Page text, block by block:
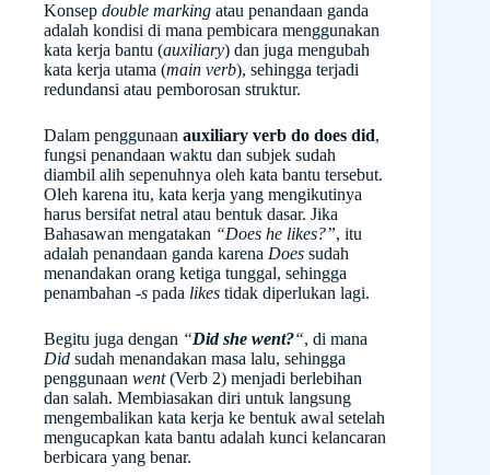
Konsep double marking atau penandaan ganda
adalah kondisi di mana pembicara menggunakan
kata kerja bantu (auxiliary) dan juga mengubah
kata kerja utama (main verb), sehingga terjadi
redundansi atau pemborosan struktur.
Dalam penggunaan auxiliary verb do does did,
fungsi penandaan waktu dan subjek sudah
diambil alih sepenuhnya oleh kata bantu tersebut.
Oleh karena itu, kata kerja yang mengikutinya
harus bersifat netral atau bentuk dasar. Jika
Bahasawan mengatakan “Does he likes?”, itu
adalah penandaan ganda karena Does sudah
menandakan orang ketiga tunggal, sehingga
penambahan -s pada likes tidak diperlukan lagi.
Begitu juga dengan “Did she went?“, di mana
Did sudah menandakan masa lalu, sehingga
penggunaan went(Verb 2) menjadi berlebihan
dan salah. Membiasakan diri untuk langsung
mengembalikan kata kerja ke bentuk awal setelah
mengucapkan kata bantu adalah kunci kelancaran
berbicara yang benar.